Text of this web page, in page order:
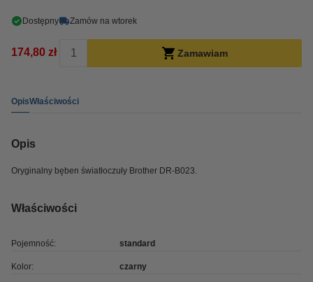
Dostępny Zamów na wtorek
174,80 zł Zamawiam
OpisWłaściwości
Opis
Oryginalny bęben światłoczuły Brother DR-B023.
Właściwości
Pojemność: standard
Kolor: czarny